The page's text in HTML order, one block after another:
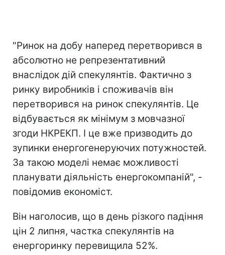
"Ринок на добу наперед перетворився в
абсолютно не репрезентативний
внаслідок дій спекулянтів. Фактично з
ринку виробників і споживачів він
перетворився на ринок спекулянтів. Це
відбувається як мінімум з мовчазної
згоди НКРЕКП. І це вже призводить до
зупинки енергогенеруючих потужностей.
За такою моделі немає можливості
планувати діяльність енергокомпаній", -
повідомив економіст.
Він наголосив, що в день різкого падіння
цін 2 липня, частка спекулянтів на
енергоринку перевищила 52%.